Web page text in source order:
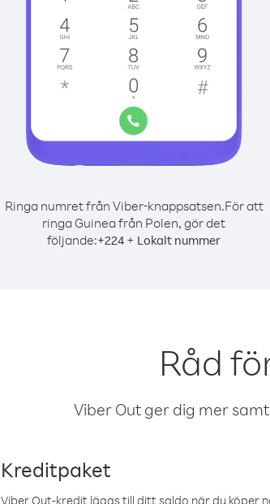
Ringa numret från Viber-knappsatsen.För att
ringa Guinea från Polen, gör det
följande:+224 + Lokalt nummer
Råd
Viber Out ger dig mer
Kreditpaket
Viber Out-kredit läggs till ditt saldo när du köper